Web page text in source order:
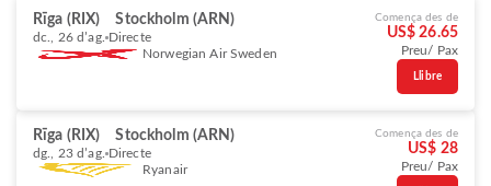
Rīga (RIX) Stockholm (ARN)
dc., 26 d’ag. Directe
Norwegian Air Sweden
Comença des de
US$ 26.65
Preu/ Pax
Llibre
Rīga (RIX) Stockholm (ARN)
dg., 23 d’ag. Directe
Ryanair
Comença des de
US$ 28
Preu/ Pax